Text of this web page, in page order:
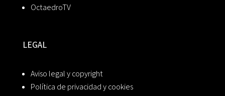
OctaedroTV
LEGAL
Aviso legal y copyright
Política de privacidad y cookies